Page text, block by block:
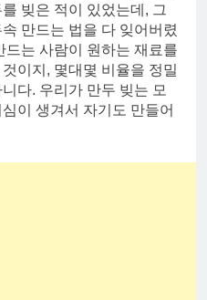
빚은 적이 있었는데, 그
만드는 법을 다 잊어버렸
드는 사람이 원하는 재료를
이지, 몇대몇 비율을 정밀
다. 우리가 만두 빚는 모
이 생겨서 자기도 만들어